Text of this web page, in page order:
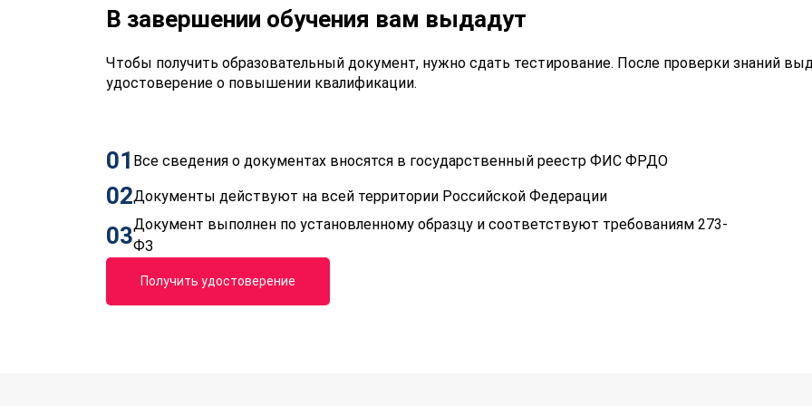
В завершении обучения вам выдадут
Чтобы получить образовательный документ, нужно сдать тестирование. После проверки знаний
удостоверение о повышении квалификации.
01 Все сведения о документах вносятся в государственный реестр ФИС ФРДО
02Документы действуют на всей территории Российской Федерации
03Документ выполнен по установленному образцу и соответствуют требованиям 273-
ФЗ
Получить удостоверение